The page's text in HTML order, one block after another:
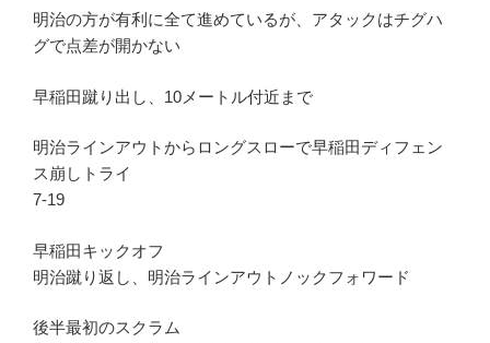
明治の方が有利に全て進めているが、アタックはチグハ
グで点差が開かない
早稲田蹴り出し、10メートル付近まで
明治ラインアウトからロングスローで早稲田ディフェン
ス崩しトライ
7-19
早稲田キックオフ
明治蹴り返し、明治ラインアウトノックフォワード
後半最初のスクラム